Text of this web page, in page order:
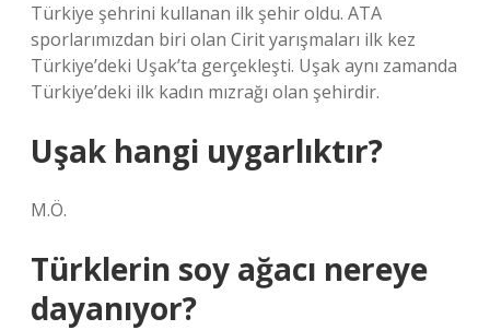
Türkiye şehrini kullanan ilk şehir oldu. ATA
sporlarımızdan biri olan Cirit yarışmaları ilk kez
Türkiye’deki Uşak’ta gerçekleşti. Uşak aynı zamanda
Türkiye’deki ilk kadın mızrağı olan şehirdir.
Uşak hangi uygarlıktır?
M.Ö.
Türklerin soy ağacı nereye
dayanıyor?